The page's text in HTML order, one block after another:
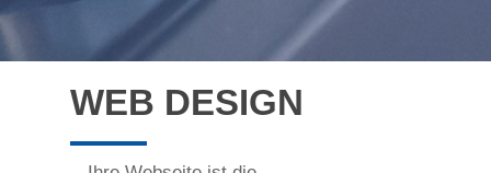
WEB DESIGN